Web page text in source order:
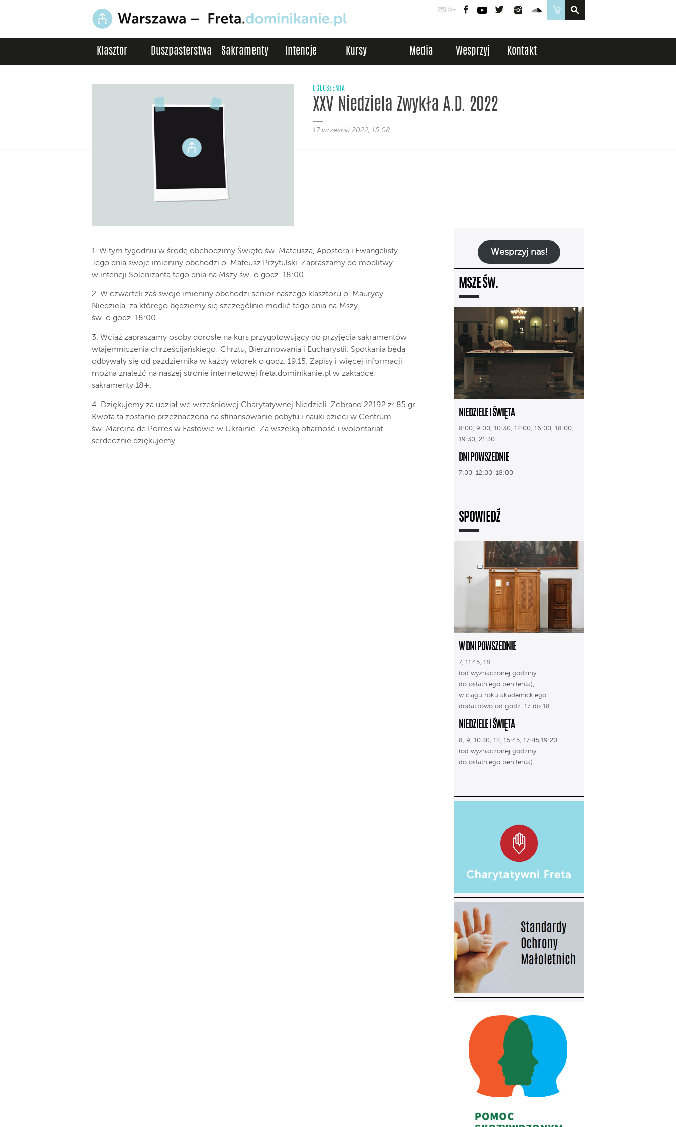
PocztaLogowanie
FacebookYouTubeTwitter InstagramSoundCloud
Sklep
Klasztor Duszpasterstwa Sakramenty Intencje Kursy Media Wesprzyj Kontakt
OGŁOSZENIA
XXV Niedziela Zwykła A.D. 2022
17 września 2022, 15:08
1. W tym tygodniu w środę obchodzimy Święto św. Mateusza, Apostoła i Ewangelisty.
Tego dnia swoje imieniny obchodzi o. Mateusz Przytulski. Zapraszamy do modlitwy
w intencji Solenizanta tego dnia na Mszy św. o godz. 18:00.
2. W czwartek zaś swoje imieniny obchodzi senior naszego klasztoru o. Maurycy
Niedziela, za którego będziemy się szczególnie modlić tego dnia na Mszy
św. o godz. 18:00.
3. Wciąż zapraszamy osoby dorosłe na kurs przygotowujący do przyjęcia sakramentów
wtajemniczenia chrześcijańskiego: Chrztu, Bierzmowania i Eucharystii. Spotkania będą
odbywały się od października w każdy wtorek o godz. 19.15. Zapisy i więcej informacji
można znaleźć na naszej stronie internetowej freta.dominikanie.pl w zakładce:
sakramenty 18+.
4. Dziękujemy za udział we wrześniowej Charytatywnej Niedzieli. Zebrano 22192 zł 85 gr.
Kwota ta zostanie przeznaczona na sfinansowanie pobytu i nauki dzieci w Centrum
św. Marcina de Porres w Fastowie w Ukrainie. Za wszelką ofiarność i wolontariat
serdecznie dziękujemy.
Wesprzyj nas!
MSZE ŚW.
NIEDZIELE I ŚWIĘTA
8:00, 9:00, 10:30, 12:00, 16:00, 18:00,
19:30, 21:30
DNI POWSZEDNIE
7:00, 12:00, 18:00
SPOWIEDŹ
W DNI POWSZEDNIE
7, 11.45, 18
(od wyznaczonej godziny
do ostatniego penitenta);
w ciągu roku akademickiego
dodatkowo od godz. 17 do 18.
NIEDZIELE I ŚWIĘTA
8, 9, 10.30, 12, 15:45, 17:45,19:20
(od wyznaczonej godziny
do ostatniego penitenta)